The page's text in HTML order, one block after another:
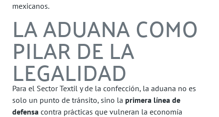
mexicanos.
LA ADUANA COMO
PILAR DE LA
LEGALIDAD
Para el Sector Textil y de la confección, la aduana no es
solo un punto de tránsito, sino la primera línea de
defensa contra prácticas que vulneran la economía